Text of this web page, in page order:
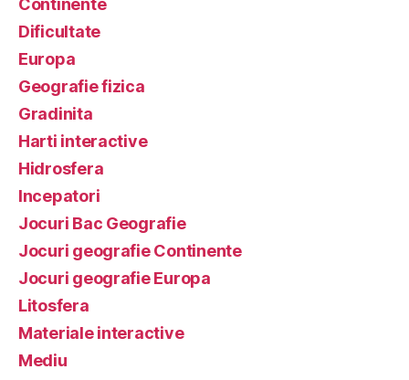
Continente
Dificultate
Europa
Geografie fizica
Gradinita
Harti interactive
Hidrosfera
Incepatori
Jocuri Bac Geografie
Jocuri geografie Continente
Jocuri geografie Europa
Litosfera
Materiale interactive
Mediu